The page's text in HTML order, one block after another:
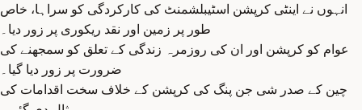
انہوں نے اینٹی کرپشن اسٹیبلشمنٹ کی کارکردگی کو سراہا، خاص
طور پر زمین اور نقد ریکوری پر زور دیا۔
عوام کو کرپشن اور ان کی روزمرہ زندگی کے تعلق کو سمجھنے کی
ضرورت پر زور دیا گیا۔
چین کے صدر شی جن پنگ کی کرپشن کے خلاف سخت اقدامات کی